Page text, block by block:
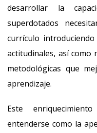
desarrollar la
superdotados
currículo
actitudinales, así como
metodológicas que
aprendizaje.
Este
entenderse como la